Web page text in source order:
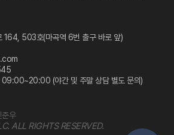
164, 503호(마곡역 6번 출구 바로 앞)
09:00~20:00 (야간 및 주말 상담 별도 문의)
준우
ALL RIGHTS RESERVED.